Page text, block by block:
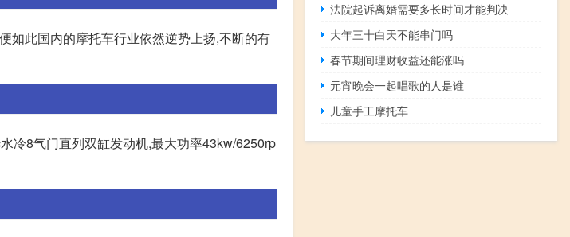
如此国内的摩托车行业依然逆势上扬,不断的有
冷8气门直列双缸发动机,最大功率43kw/6250rp
法院起诉离婚需要多长时间才能判决
大年三十白天不能串门吗
春节期间理财收益还能涨吗
元宵晚会一起唱歌的人是谁
儿童手工摩托车